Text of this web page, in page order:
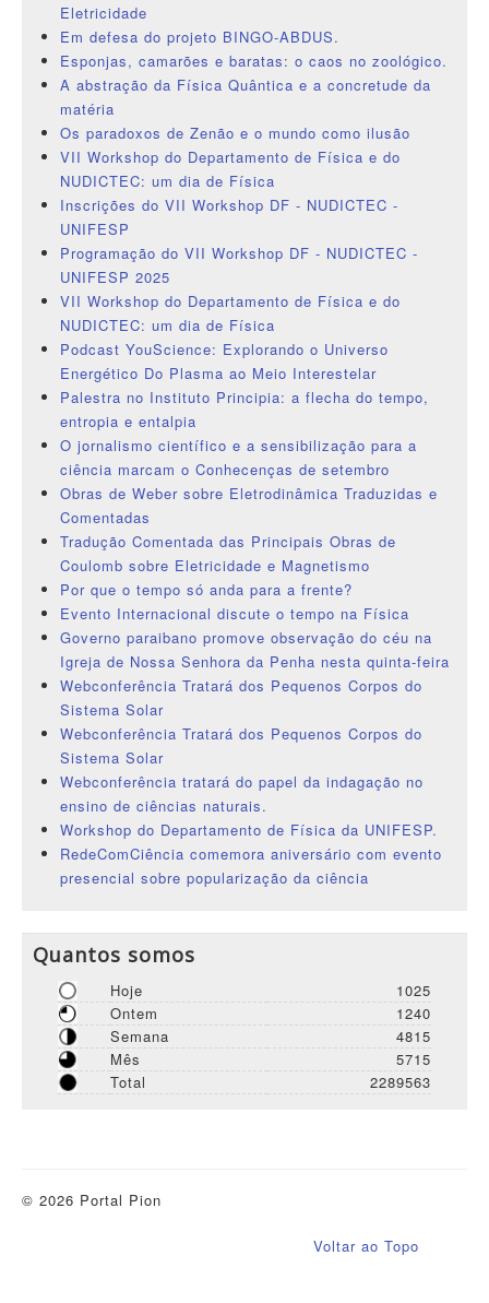
Eletricidade
Em defesa do projeto BINGO-ABDUS.
Esponjas, camarões e baratas: o caos no zoológico.
A abstração da Física Quântica e a concretude da
matéria
Os paradoxos de Zenão e o mundo como ilusão
VII Workshop do Departamento de Física e do
NUDICTEC: um dia de Física
Inscrições do VII Workshop DF - NUDICTEC -
UNIFESP
Programação do VII Workshop DF - NUDICTEC -
UNIFESP 2025
VII Workshop do Departamento de Física e do
NUDICTEC: um dia de Física
Podcast YouScience: Explorando o Universo
Energético Do Plasma ao Meio Interestelar
Palestra no Instituto Principia: a flecha do tempo,
entropia e entalpia
O jornalismo científico e a sensibilização para a
ciência marcam o Conhecenças de setembro
Obras de Weber sobre Eletrodinâmica Traduzidas e
Comentadas
Tradução Comentada das Principais Obras de
Coulomb sobre Eletricidade e Magnetismo
Por que o tempo só anda para a frente?
Evento Internacional discute o tempo na Física
Governo paraibano promove observação do céu na
Igreja de Nossa Senhora da Penha nesta quinta-feira
Webconferência Tratará dos Pequenos Corpos do
Sistema Solar
Webconferência Tratará dos Pequenos Corpos do
Sistema Solar
Webconferência tratará do papel da indagação no
ensino de ciências naturais.
Workshop do Departamento de Física da UNIFESP.
RedeComCiência comemora aniversário com evento
presencial sobre popularização da ciência
Quantos somos
Hoje
1025
Ontem
1240
Semana
4815
Mês
5715
Total
2289563
Voltar ao Topo
© 2026 Portal Pion